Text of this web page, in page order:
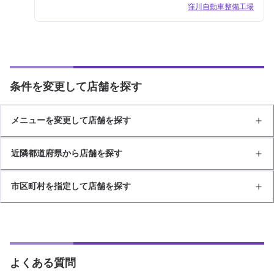
窪川自動車整備工場
条件を変更して店舗を探す
メニューを変更して店舗を探す
近隣都道府県から店舗を探す
市区町村を指定して店舗を探す
よくある質問